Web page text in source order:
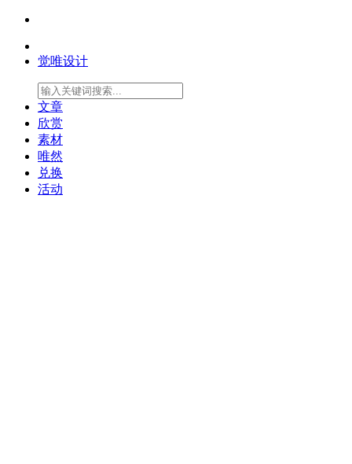
觉唯设计
文章
欣赏
素材
唯然
兑换
活动